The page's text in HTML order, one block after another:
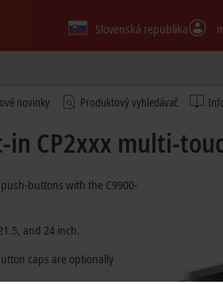
Slovenská republika
novinky Produktový vyhledávač
CP2xxx multi-
buttons with the C9900-
and 24 inch.
caps are optionally